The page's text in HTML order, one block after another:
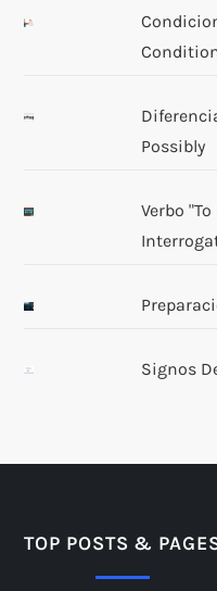
Possibly
Verbo
Signos
TOP POSTS &